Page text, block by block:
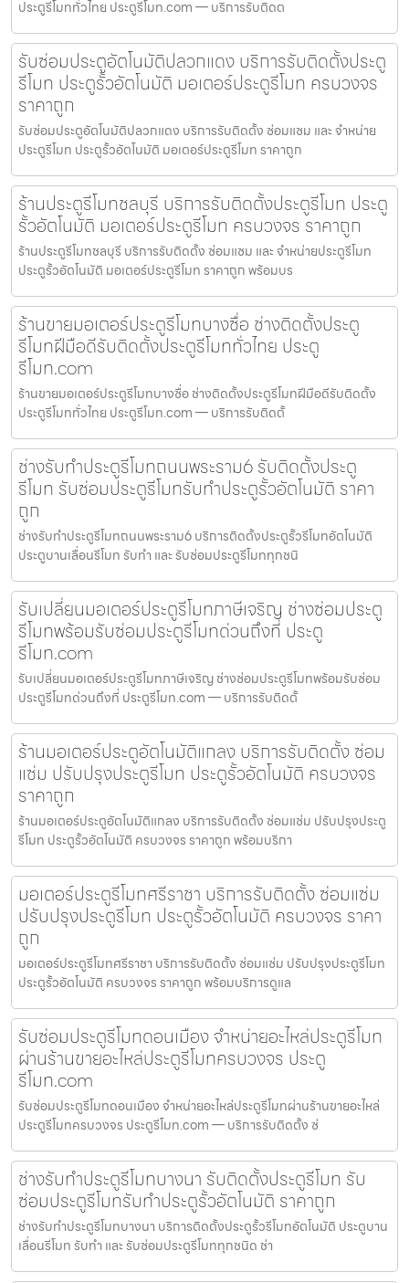
ประตูรีโมททั่วไทย ประตูรีโมท.com — บริการรับติดต
รับซ่อมประตูอัตโนมัติปลวกแดง บริการรับติดตั้งประตู
รีโมท ประตูรั้วอัตโนมัติ มอเตอร์ประตูรีโมท ครบวงจร
ราคาถูก
รับซ่อมประตูอัตโนมัติปลวกแดง บริการรับติดตั้ง ซ่อมแซม และ จำหน่าย
ประตูรีโมท ประตูรั้วอัตโนมัติ มอเตอร์ประตูรีโมท ราคาถูก
ร้านประตูรีโมทชลบุรี บริการรับติดตั้งประตูรีโมท ประตู
รั้วอัตโนมัติ มอเตอร์ประตูรีโมท ครบวงจร ราคาถูก
ร้านประตูรีโมทชลบุรี บริการรับติดตั้ง ซ่อมแซม และ จำหน่ายประตูรีโมท
ประตูรั้วอัตโนมัติ มอเตอร์ประตูรีโมท ราคาถูก พร้อมบร
ร้านขายมอเตอร์ประตูรีโมทบางซื่อ ช่างติดตั้งประตู
รีโมทฝีมือดีรับติดตั้งประตูรีโมททั่วไทย ประตู
รีโมท.com
ร้านขายมอเตอร์ประตูรีโมทบางซื่อ ช่างติดตั้งประตูรีโมทฝีมือดีรับติดตั้ง
ประตูรีโมททั่วไทย ประตูรีโมท.com — บริการรับติดตั้
ช่างรับทำประตูรีโมทถนนพระราม6 รับติดตั้งประตู
รีโมท รับซ่อมประตูรีโมทรับทำประตูรั้วอัตโนมัติ ราคา
ถูก
ช่างรับทำประตูรีโมทถนนพระราม6 บริการติดตั้งประตูรั้วรีโมทอัตโนมัติ
ประตูบานเลื่อนรีโมท รับทำ และ รับซ่อมประตูรีโมททุกชนิ
รับเปลี่ยนมอเตอร์ประตูรีโมทภาษีเจริญ ช่างซ่อมประตู
รีโมทพร้อมรับซ่อมประตูรีโมทด่วนถึงที่ ประตู
รีโมท.com
รับเปลี่ยนมอเตอร์ประตูรีโมทภาษีเจริญ ช่างซ่อมประตูรีโมทพร้อมรับซ่อม
ประตูรีโมทด่วนถึงที่ ประตูรีโมท.com — บริการรับติดตั้
ร้านมอเตอร์ประตูอัตโนมัติแกลง บริการรับติดตั้ง ซ่อม
แซ่ม ปรับปรุงประตูรีโมท ประตูรั้วอัตโนมัติ ครบวงจร
ราคาถูก
ร้านมอเตอร์ประตูอัตโนมัติแกลง บริการรับติดตั้ง ซ่อมแซ่ม ปรับปรุงประตู
รีโมท ประตูรั้วอัตโนมัติ ครบวงจร ราคาถูก พร้อมบริกา
มอเตอร์ประตูรีโมทศรีราชา บริการรับติดตั้ง ซ่อมแซ่ม
ปรับปรุงประตูรีโมท ประตูรั้วอัตโนมัติ ครบวงจร ราคา
ถูก
มอเตอร์ประตูรีโมทศรีราชา บริการรับติดตั้ง ซ่อมแซ่ม ปรับปรุงประตูรีโมท
ประตูรั้วอัตโนมัติ ครบวงจร ราคาถูก พร้อมบริการดูแล
รับซ่อมประตูรีโมทดอนเมือง จำหน่ายอะไหล่ประตูรีโมท
ผ่านร้านขายอะไหล่ประตูรีโมทครบวงจร ประตู
รีโมท.com
รับซ่อมประตูรีโมทดอนเมือง จำหน่ายอะไหล่ประตูรีโมทผ่านร้านขายอะไหล่
ประตูรีโมทครบวงจร ประตูรีโมท.com — บริการรับติดตั้ง ซ่
ช่างรับทำประตูรีโมทบางนา รับติดตั้งประตูรีโมท รับ
ซ่อมประตูรีโมทรับทำประตูรั้วอัตโนมัติ ราคาถูก
ช่างรับทำประตูรีโมทบางนา บริการติดตั้งประตูรั้วรีโมทอัตโนมัติ ประตูบาน
เลื่อนรีโมท รับทำ และ รับซ่อมประตูรีโมททุกชนิด ช่า